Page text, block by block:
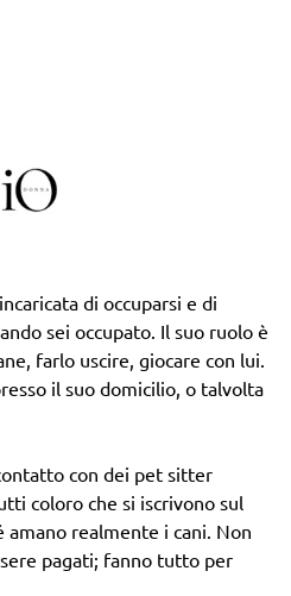
di occuparsi e di
sei occupato. Il suo ruolo è
farlo uscire, giocare con lui.
il suo domicilio, o talvolta
con dei pet sitter
coloro che si iscrivono sul
realmente i cani. Non
pagati; fanno tutto per